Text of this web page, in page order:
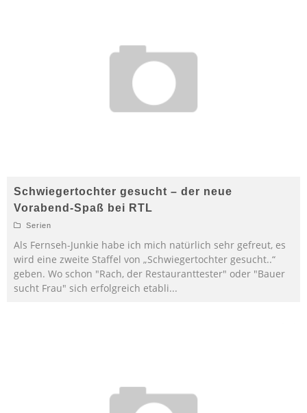
Schwiegertochter gesucht – der neue
Vorabend-Spaß bei RTL
Serien
Als Fernseh-Junkie habe ich mich natürlich sehr gefreut, es
wird eine zweite Staffel von „Schwiegertochter gesucht..“
geben. Wo schon "Rach, der Restauranttester" oder "Bauer
sucht Frau" sich erfolgreich etabli...